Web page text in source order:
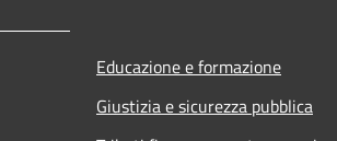
Educazione e formazione
Giustizia e sicurezza pubblica